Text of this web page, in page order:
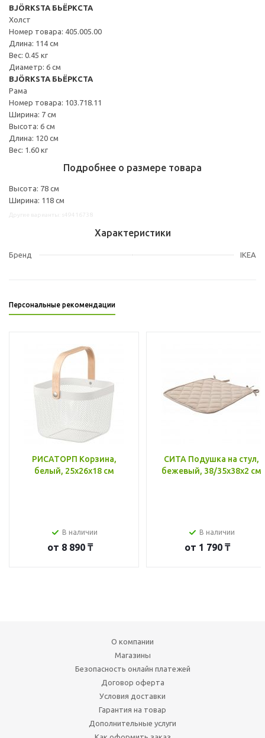
BJÖRKSTA БЬЁРКСТА
Холст
Номер товара: 405.005.00
Длина: 114 см
Вес: 0.45 кг
Диаметр: 6 см
BJÖRKSTA БЬЁРКСТА
Рама
Номер товара: 103.718.11
Ширина: 7 см
Высота: 6 см
Длина: 120 см
Вес: 1.60 кг
Подробнее о размере товара
Высота: 78 см
Ширина: 118 см
Характеристики
Бренд IKEA
Персональные рекомендации
РИСАТОРП Корзина,
белый, 25x26x18 см
В наличии
от 8 890 ₸
СИТА Подушка на стул,
бежевый, 38/35x38x2 см
В наличии
от 1 790 ₸
О компании
Магазины
Безопасность онлайн платежей
Договор оферта
Условия доставки
Гарантия на товар
Дополнительные услуги